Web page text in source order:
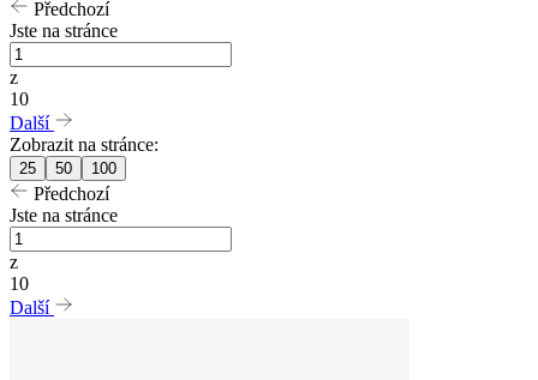
Předchozí
Jste na stránce
z
10
Další
Zobrazit na stránce:
25 50 100
Předchozí
Jste na stránce
z
10
Další